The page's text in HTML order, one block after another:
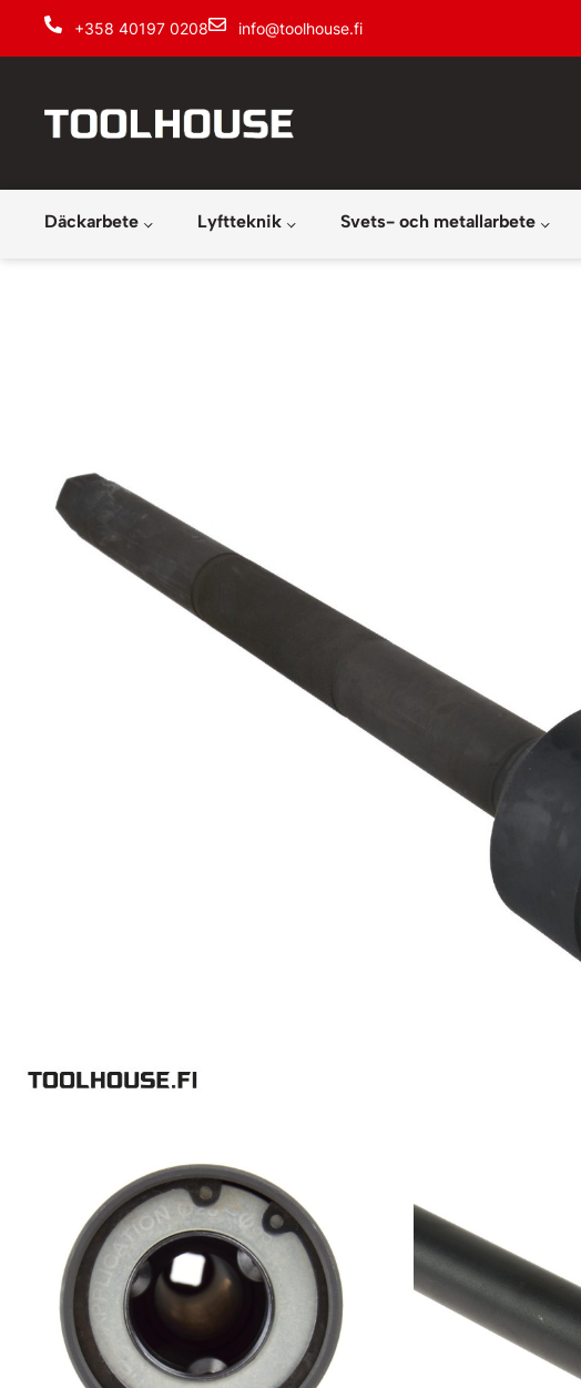
+358 40197 0208 info@toolhouse.fi
Däckarbete Lyftteknik Svets- och metallarbete